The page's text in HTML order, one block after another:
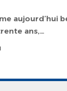
aujourd’hui
ans,…